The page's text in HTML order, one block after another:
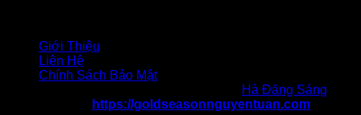
Giới Thiệu
Liên Hệ
Chính Sách Bảo Mật
Hà Đăng Sáng
https://goldseasonnguyentuan.com